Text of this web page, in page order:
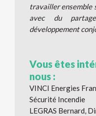
travailler ensemble
avec du
développement
Vous êtes
nous :
VINCI Energies
Sécurité Incendie
LEGRAS Bernard,